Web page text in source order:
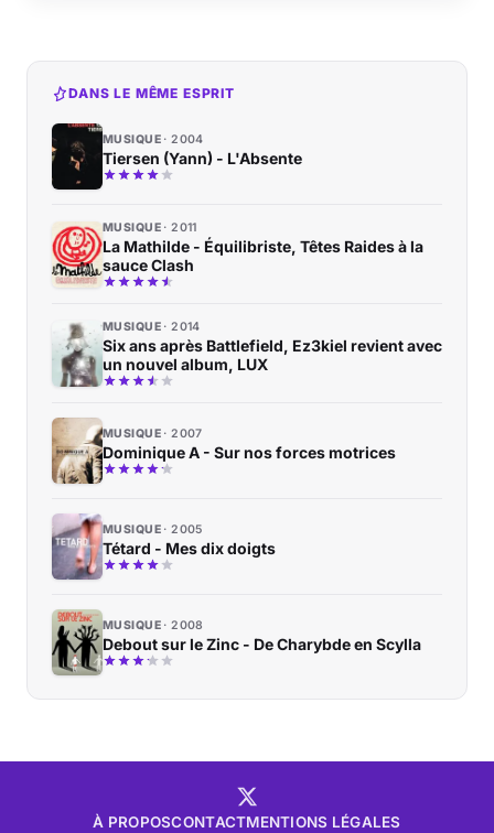
DANS LE MÊME ESPRIT
MUSIQUE 2004
Tiersen (Yann) - L'Absente
MUSIQUE 2011
La Mathilde - Équilibriste, Têtes Raides à la
sauce Clash
MUSIQUE 2014
Six ans après Battlefield, Ez3kiel revient avec
un nouvel album, LUX
MUSIQUE 2007
Dominique A - Sur nos forces motrices
MUSIQUE 2005
Tétard - Mes dix doigts
MUSIQUE 2008
Debout sur le Zinc - De Charybde en Scylla
À PROPOSCONTACTMENTIONS LÉGALES